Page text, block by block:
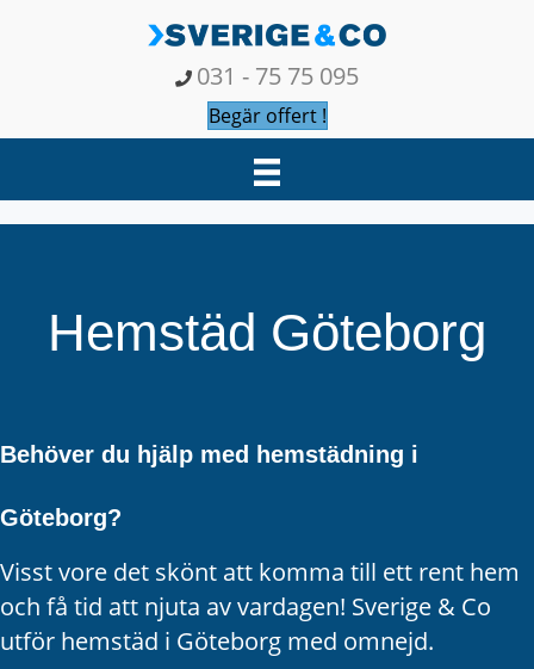
031 - 75 75 095
Begär offert !
Hemstäd Göteborg
Behöver du hjälp med hemstädning i
Göteborg?
Visst vore det skönt att komma till ett rent hem
och få tid att njuta av vardagen! Sverige & Co
utför hemstäd i Göteborg med omnejd.